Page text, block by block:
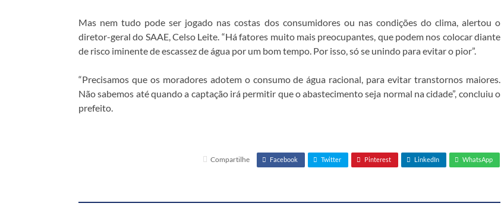
Mas nem tudo pode ser jogado nas costas dos consumidores ou nas condições do clima, alertou o
diretor-geral do SAAE, Celso Leite. “Há fatores muito mais preocupantes, que podem nos colocar diante
de risco iminente de escassez de água por um bom tempo. Por isso, só se unindo para evitar o pior”.
“Precisamos que os moradores adotem o consumo de água racional, para evitar transtornos maiores.
Não sabemos até quando a captação irá permitir que o abastecimento seja normal na cidade”, concluiu o
prefeito.
Compartilhe Facebook Twitter Pinterest LinkedIn WhatsApp